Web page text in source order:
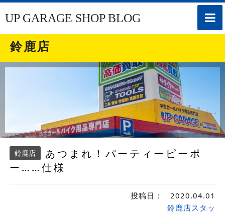
toggle
UP GARAGE SHOP BLOG
鈴鹿店
鈴鹿店
あつまれ！パーティーピーポ
ー……仕様
投稿日： 2020.04.01
鈴鹿店スタッ